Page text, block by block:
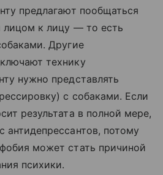
предлагают пообщаться
лицом к лицу — то есть
Другие
технику
нужно представлять
с собаками. Если
результата в полной мере,
антидепрессантов, потому
может стать причиной
психики.